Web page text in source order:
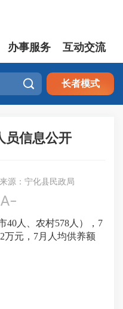
办事服务 互动交流
 长者模式
员信息公开
来源：宁化县民政局

40 人、农村578 人）， 7
万元， 7月人均供养额